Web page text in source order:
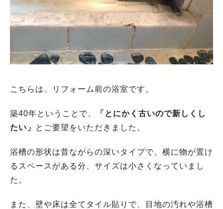
こちらは、リフォーム前の浴室です。
築40年ということで、
「とにかく古いので新しくし
たい」
とご要望をいただきました。
浴槽の形状は昔ながらの深いタイプで、横に物が置け
るスペースがある分、サイズは小さくなっていまし
た。
また、壁や床は全てタイル貼りで、目地の汚れや浴槽